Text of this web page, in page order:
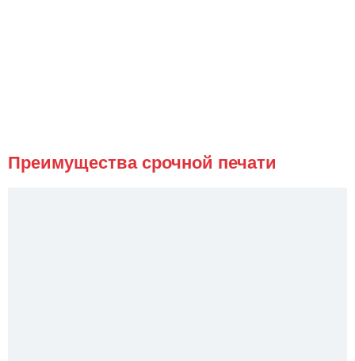
Преимущества срочной печати